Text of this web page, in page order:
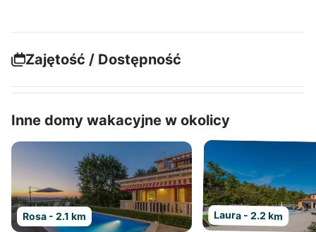
Zajętość / Dostępność
Inne domy wakacyjne w okolicy
Rosa - 2.1 km Laura - 2.2 km